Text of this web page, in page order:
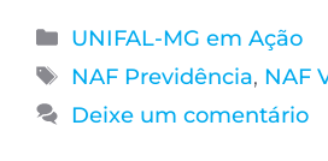
UNIFAL-MG em Ação
NAF Previdência, NAF
Deixe um comentário